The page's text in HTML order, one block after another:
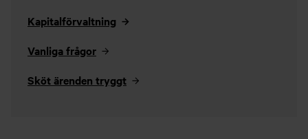
Kapitalförvaltning
Vanliga frågor
Sköt ärenden tryggt